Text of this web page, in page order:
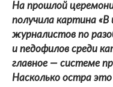
На прошлой
получила картина
журналистов по
и педофилов среди
главное — системе
Насколько остра